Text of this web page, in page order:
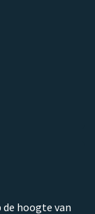
hoogte van